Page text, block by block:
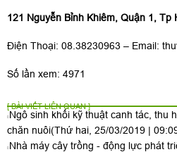
121 Nguyễn Bỉnh Khiêm, Quận 1, Tp
Điện Thoại: 08.38230963 – Email:
Số lần xem: 4971
[ BÀI VIẾT LIÊN QUAN ]
Ngô sinh khối kỹ thuật canh tác, thu
chăn nuôi(Thứ hai, 25/03/2019 |
Nhà máy cây trồng - động lực phát